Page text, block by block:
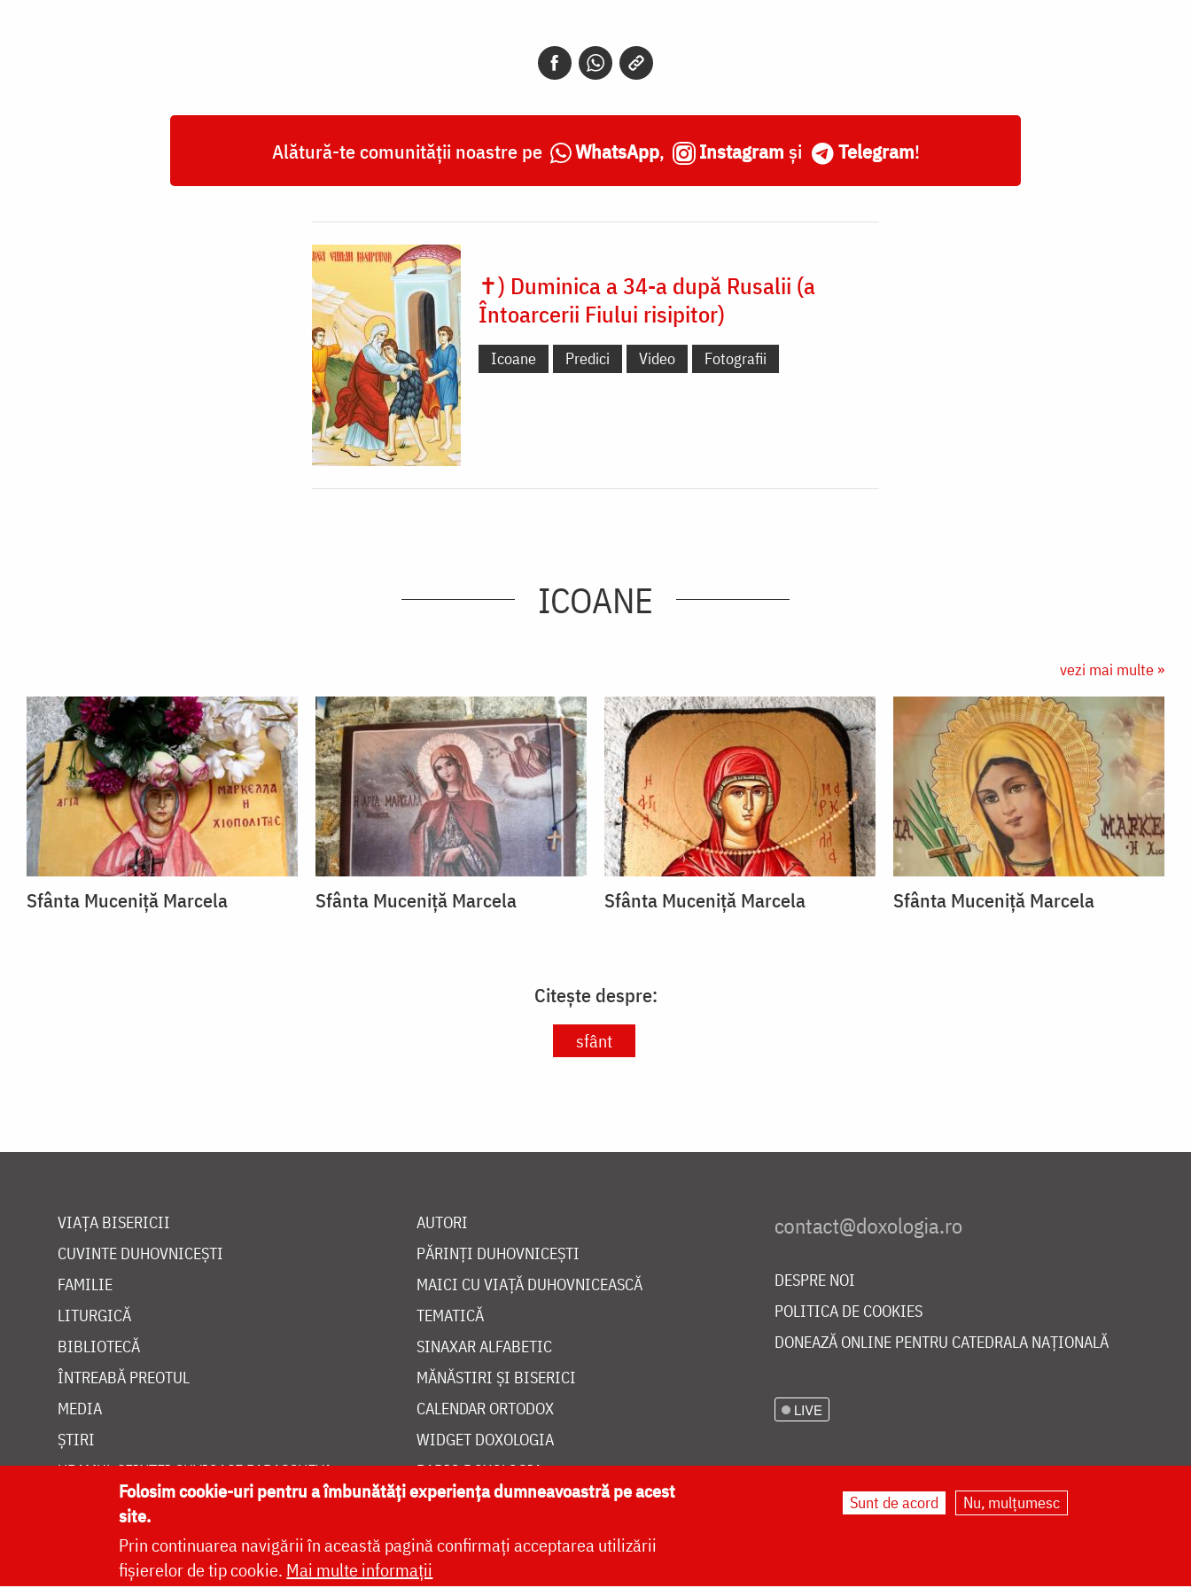
Alătură-te comunității noastre pe WhatsApp, Instagram și Telegram!
✝) Duminica a 34-a după Rusalii (a
Întoarcerii Fiului risipitor)
Icoane Predici Video Fotografii
ICOANE
vezi mai multe »
Sfânta Muceniță Marcela Sfânta Muceniță Marcela Sfânta Muceniță Marcela Sfânta Muceniță Marcela
Citește despre:
sfânt
VIAȚA BISERICII
CUVINTE DUHOVNICEȘTI
FAMILIE
LITURGICĂ
BIBLIOTECĂ
ÎNTREABĂ PREOTUL
MEDIA
ȘTIRI
HRAMUL SFINTEI CUVIOASE PARASCHEVA
AUTORI
PĂRINȚI DUHOVNICEȘTI
MAICI CU VIAȚĂ DUHOVNICEASCĂ
TEMATICĂ
SINAXAR ALFABETIC
MĂNĂSTIRI ȘI BISERICI
CALENDAR ORTODOX
WIDGET DOXOLOGIA
RADIO DOXOLOGIA
DESPRE NOI
POLITICA DE COOKIES
DONEAZĂ ONLINE PENTRU CATEDRALA NAȚIONALĂ
LIVE
Site dezvoltat de
Folosim cookie-uri pentru a îmbunătăți experiența dumneavoastră pe acest
site.
Prin continuarea navigării în această pagină confirmați acceptarea utilizării
fișierelor de tip cookie. Mai multe informații
Sunt de acord Nu, mulțumesc